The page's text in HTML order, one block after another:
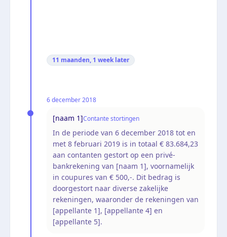
11 maanden, 1 week later
6 december 2018
[naam 1]Contante stortingen
In de periode van 6 december 2018 tot en
met 8 februari 2019 is in totaal € 83.684,23
aan contanten gestort op een privé-
bankrekening van [naam 1], voornamelijk
in coupures van € 500,-. Dit bedrag is
doorgestort naar diverse zakelijke
rekeningen, waaronder de rekeningen van
[appellante 1], [appellante 4] en
[appellante 5].